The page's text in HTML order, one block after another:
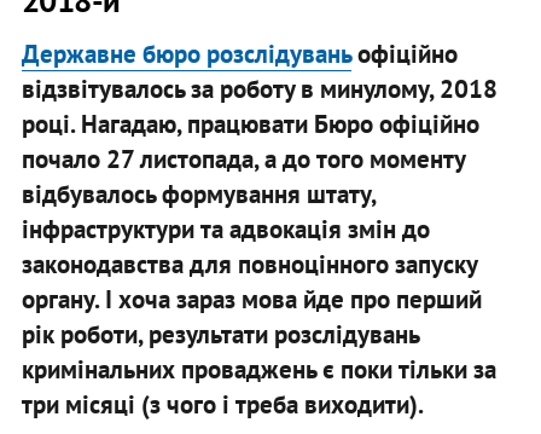
Державне бюро розслідуваньофіційно
відзвітувалось за роботу в минулому, 2018
році. Нагадаю, працювати Бюро офіційно
почало 27 листопада, а до того моменту
відбувалось формування штату,
інфраструктури та адвокація змін до
законодавства для повноцінного запуску
органу. І хоча зараз мова йде про перший
рік роботи, результати розслідувань
кримінальних проваджень є поки тільки за
три місяці (з чого і треба виходити).